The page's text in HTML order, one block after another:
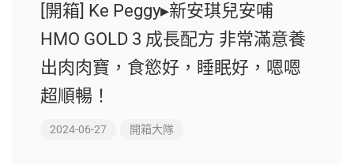
[開箱] Ke Peggy▸新安琪兒安哺
HMO GOLD 3 成長配方 非常滿意養
出肉肉寶，食慾好，睡眠好，嗯嗯
超順暢！
2024-06-27 開箱大隊